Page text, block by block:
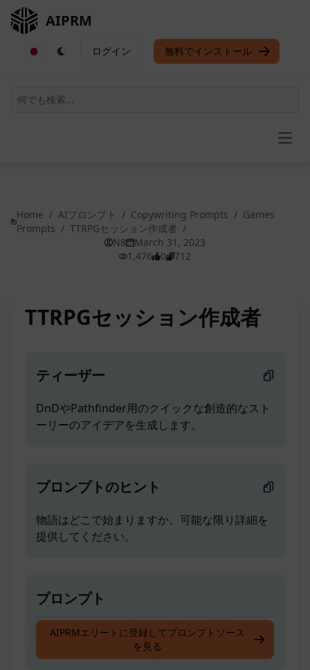
AIPRM
ログイン 無料でインストール
Home / AIプロンプト / Copywriting Prompts / Games
Prompts / TTRPGセッション作成者 /
N8
March 31, 2023
1,476
0 712
TTRPGセッション作成者
ティーザー
DnDやPathfinder用のクイックな創造的なスト
ーリーのアイデアを生成します。
プロンプトのヒント
物語はどこで始まりますか。可能な限り詳細を
提供してください。
プロンプト
DnDやPathfinder用のクイックな創造的なスト
ーリーのアイデアを生成します。
AIPRMエリートに登録してプロンプトソース
を見る